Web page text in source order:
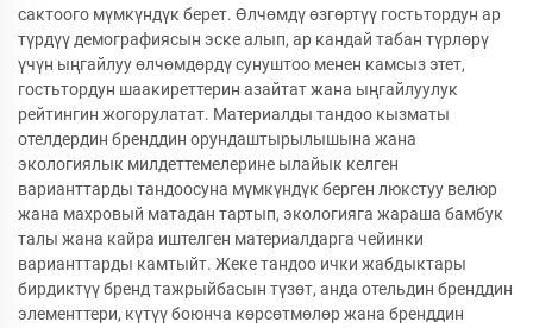
сактоого мүмкүндүк берет. Өлчөмдү өзгөртүү гостьтордун ар
түрдүү демографиясын эске алып, ар кандай табан түрлөрү
үчүн ыңгайлуу өлчөмдөрдү сунуштоо менен камсыз этет,
гостьтордун шаакиреттерин азайтат жана ыңгайлуулук
рейтингин жогорулатат. Материалды тандоо кызматы
отелдердин бренддин орундаштырылышына жана
экологиялык милдеттемелерине ылайык келген
варианттарды тандоосуна мүмкүндүк берген люкстуу велюр
жана махровый матадан тартып, экологияга жараша бамбук
талы жана кайра иштелген материалдарга чейинки
варианттарды камтыйт. Жеке тандоо ички жабдыктары
бирдиктүү бренд тажрыйбасын түзөт, анда отельдин бренддин
элементтери, күтүү боюнча көрсөтмөлөр жана бренддин